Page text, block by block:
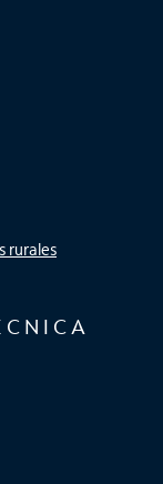
rurales